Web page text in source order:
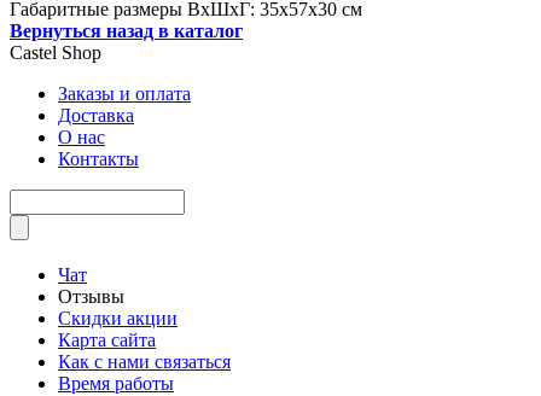
Габаритные размеры ВхШхГ: 35х57х30 см
Вернуться назад в каталог
Castel Shop
Заказы и оплата
Доставка
О нас
Контакты
Чат
Отзывы
Скидки акции
Карта сайта
Как с нами связаться
Время работы